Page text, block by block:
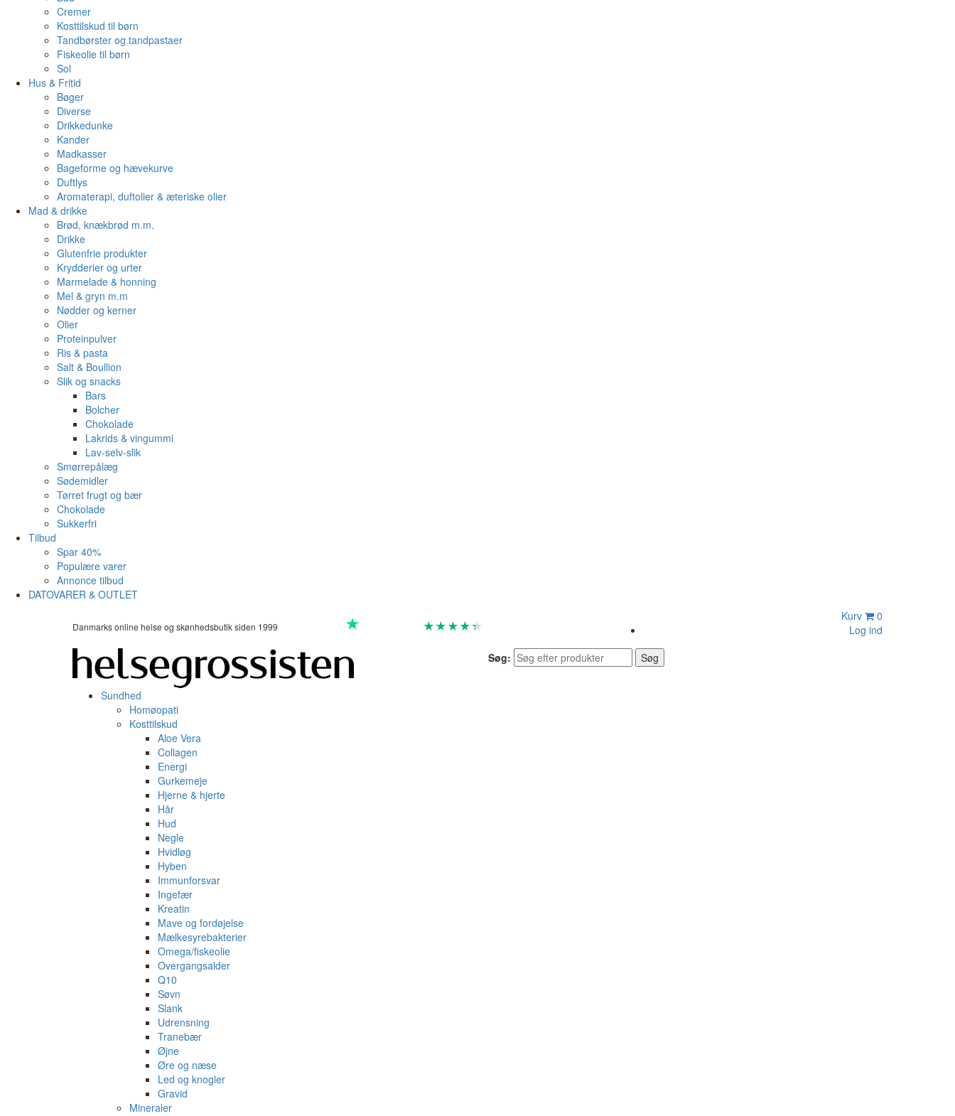
Cremer
Kosttilskud til børn
Tandbørster og tandpastaer
Fiskeolie til børn
Sol
Hus & Fritid
Bøger
Diverse
Drikkedunke
Kander
Madkasser
Bageforme og hævekurve
Duftlys
Aromaterapi, duftolier & æteriske olier
Mad & drikke
Brød, knækbrød m.m.
Drikke
Glutenfrie produkter
Krydderier og urter
Marmelade & honning
Mel & gryn m.m
Nødder og kerner
Olier
Proteinpulver
Ris & pasta
Salt & Boullion
Slik og snacks
Bars
Bolcher
Chokolade
Lakrids & vingummi
Lav-selv-slik
Smørrepålæg
Sødemidler
Tørret frugt og bær
Chokolade
Sukkerfri
Tilbud
Spar 40%
Populære varer
Annonce tilbud
DATOVARER & OUTLET
Danmarks online helse og skønhedsbutik siden 1999 ★ ★ ★ ★★
Kurv
0
Log ind
Søg:
Søg
Sundhed
Homøopati
Kosttilskud
Aloe Vera
Collagen
Energi
Gurkemeje
Hjerne & hjerte
Hår
Hud
Negle
Hvidløg
Hyben
Immunforsvar
Ingefær
Kreatin
Mave og fordøjelse
Mælkesyrebakterier
Omega/fiskeolie
Overgangsalder
Q10
Søvn
Slank
Udrensning
Tranebær
Øjne
Øre og næse
Led og knogler
Gravid
Mineraler